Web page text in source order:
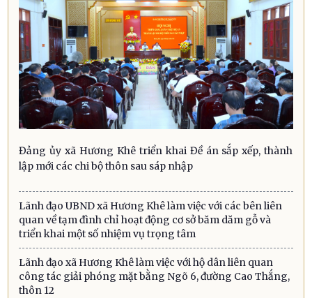
Đảng ủy xã Hương Khê triển khai Đề án sắp xếp, thành
lập mới các chi bộ thôn sau sáp nhập
Lãnh đạo UBND xã Hương Khê làm việc với các bên liên
quan về tạm đình chỉ hoạt động cơ sở băm dăm gỗ và
triển khai một số nhiệm vụ trọng tâm
Lãnh đạo xã Hương Khê làm việc với hộ dân liên quan
công tác giải phóng mặt bằng Ngõ 6, đường Cao Thắng,
thôn 12